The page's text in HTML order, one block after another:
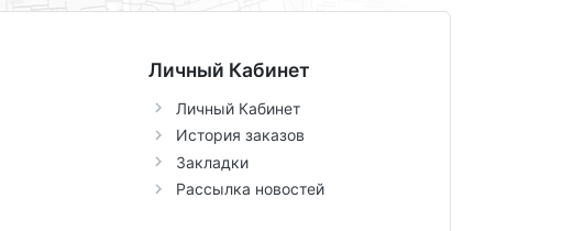
Личный Кабинет
Личный Кабинет
История заказов
Закладки
Рассылка новостей